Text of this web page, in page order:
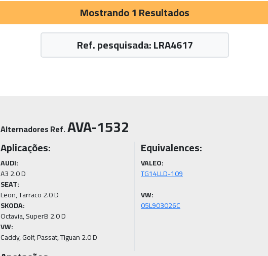
Mostrando 1 Resultados
Ref. pesquisada: LRA4617
Alternadores Ref.AVA-1532
Aplicações:
AUDI:
SEAT:
SKODA:
VW:
Caddy, Golf, Passat, Tiguan 2.0 D
Equivalences:
VALEO:
TG14LLD-109
VW:
05L903026C